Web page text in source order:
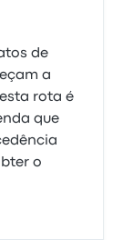
de
a
rota é
que
o